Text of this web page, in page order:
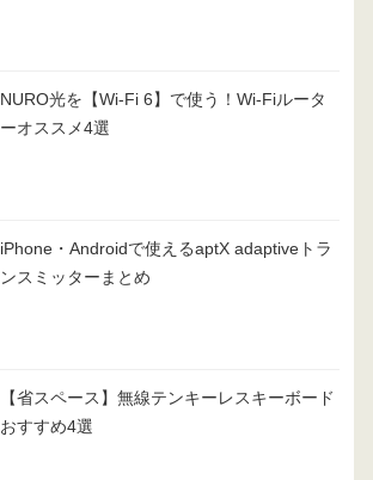
NURO光を【Wi-Fi 6】で使う！Wi-Fiルータ
ーオススメ4選
iPhone・Androidで使えるaptX adaptiveトラ
ンスミッターまとめ
【省スペース】無線テンキーレスキーボード
おすすめ4選